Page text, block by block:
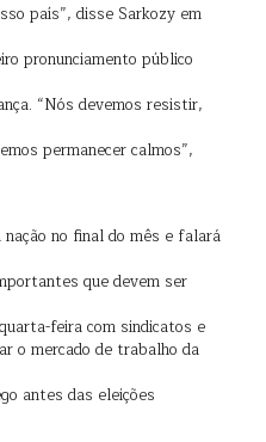
país”, disse Sarkozy em
pronunciamento público
“Nós devemos resistir,
permanecer calmos”,
no final do mês e falará
que devem ser
feira com sindicatos e
o mercado de trabalho da
antes das eleições